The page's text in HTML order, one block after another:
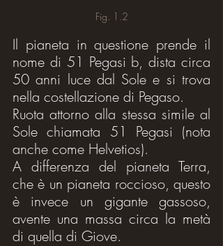
Fig. 1.2
Il pianeta in questione prende il
nome di 51 Pegasi b, dista circa
50 anni luce dal Sole e si trova
nella costellazione di Pegaso.
Ruota attorno alla stessa simile al
Sole chiamata 51 Pegasi (nota
anche come Helvetios).
A differenza del pianeta Terra,
che è un pianeta roccioso, questo
è invece un gigante gassoso,
avente una massa circa la metà
di quella di Giove.